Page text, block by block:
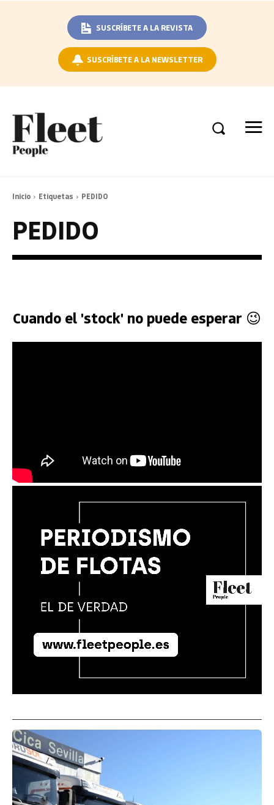
SUSCRÍBETE A LA REVISTA
SUSCRÍBETE A LA NEWSLETTER
Inicio Etiquetas PEDIDO
PEDIDO
Cuando el 'stock' no puede esperar 😉